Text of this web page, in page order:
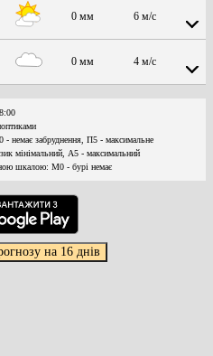
0 мм 6 м/с
0 мм 4 м/с
- немає забруднення, П5 - максимальне
мінімальний, А5 - максимальний
шкалою: M0 - бурі немає